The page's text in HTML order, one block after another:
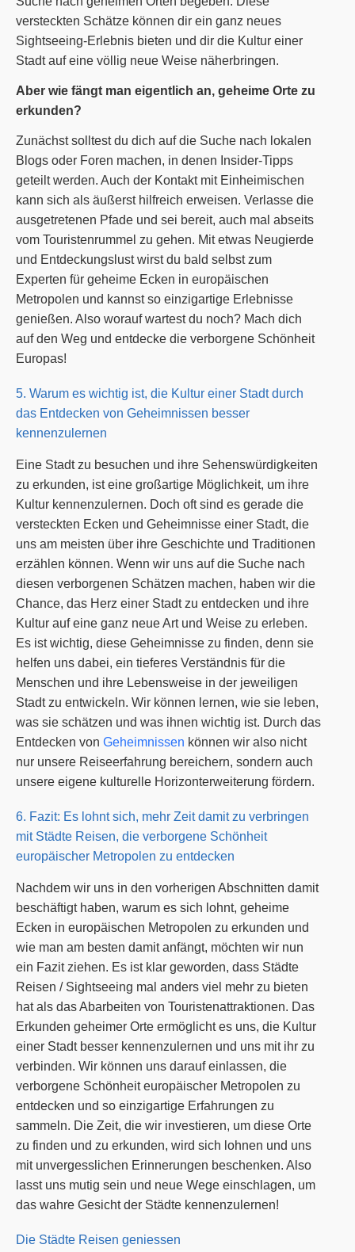
versteckten Schätze können dir ein ganz neues
Sightseeing-Erlebnis bieten und dir die Kultur einer
Stadt auf eine völlig neue Weise näherbringen.
Aber wie fängt man eigentlich an, geheime Orte zu
erkunden?
Zunächst solltest du dich auf die Suche nach lokalen
Blogs oder Foren machen, in denen Insider-Tipps
geteilt werden. Auch der Kontakt mit Einheimischen
kann sich als äußerst hilfreich erweisen. Verlasse die
ausgetretenen Pfade und sei bereit, auch mal abseits
vom Touristenrummel zu gehen. Mit etwas Neugierde
und Entdeckungslust wirst du bald selbst zum
Experten für geheime Ecken in europäischen
Metropolen und kannst so einzigartige Erlebnisse
genießen. Also worauf wartest du noch? Mach dich
auf den Weg und entdecke die verborgene Schönheit
Europas!
5. Warum es wichtig ist, die Kultur einer Stadt durch
das Entdecken von Geheimnissen besser
kennenzulernen
Eine Stadt zu besuchen und ihre Sehenswürdigkeiten
zu erkunden, ist eine großartige Möglichkeit, um ihre
Kultur kennenzulernen. Doch oft sind es gerade die
versteckten Ecken und Geheimnisse einer Stadt, die
uns am meisten über ihre Geschichte und Traditionen
erzählen können. Wenn wir uns auf die Suche nach
diesen verborgenen Schätzen machen, haben wir die
Chance, das Herz einer Stadt zu entdecken und ihre
Kultur auf eine ganz neue Art und Weise zu erleben.
Es ist wichtig, diese Geheimnisse zu finden, denn sie
helfen uns dabei, ein tieferes Verständnis für die
Menschen und ihre Lebensweise in der jeweiligen
Stadt zu entwickeln. Wir können lernen, wie sie leben,
was sie schätzen und was ihnen wichtig ist. Durch das
Entdecken von Geheimnissen können wir also nicht
nur unsere Reiseerfahrung bereichern, sondern auch
unsere eigene kulturelle Horizonterweiterung fördern.
6. Fazit: Es lohnt sich, mehr Zeit damit zu verbringen
mit Städte Reisen, die verborgene Schönheit
europäischer Metropolen zu entdecken
Nachdem wir uns in den vorherigen Abschnitten damit
beschäftigt haben, warum es sich lohnt, geheime
Ecken in europäischen Metropolen zu erkunden und
wie man am besten damit anfängt, möchten wir nun
ein Fazit ziehen. Es ist klar geworden, dass Städte
Reisen / Sightseeing mal anders viel mehr zu bieten
hat als das Abarbeiten von Touristenattraktionen. Das
Erkunden geheimer Orte ermöglicht es uns, die Kultur
einer Stadt besser kennenzulernen und uns mit ihr zu
verbinden. Wir können uns darauf einlassen, die
verborgene Schönheit europäischer Metropolen zu
entdecken und so einzigartige Erfahrungen zu
sammeln. Die Zeit, die wir investieren, um diese Orte
zu finden und zu erkunden, wird sich lohnen und uns
mit unvergesslichen Erinnerungen beschenken. Also
lasst uns mutig sein und neue Wege einschlagen, um
das wahre Gesicht der Städte kennenzulernen!
Die Städte Reisen geniessen